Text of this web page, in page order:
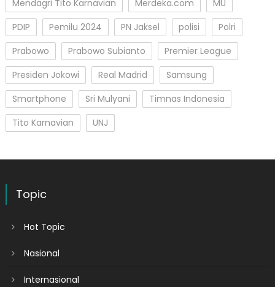
Mendagri Tito Karnavian
Merdeka.com
MU
PDIP
Pemilu 2024 PN Jaksel polisi
Polri
Prabowo
Prabowo Subianto
Premier League
Presiden Jokowi
Real Madrid
Samsung
Smartphone
Sri Mulyani
Timnas Indonesia
Tito Karnavian
UNJ
Topic
Hot Topic
Nasional
Internasional